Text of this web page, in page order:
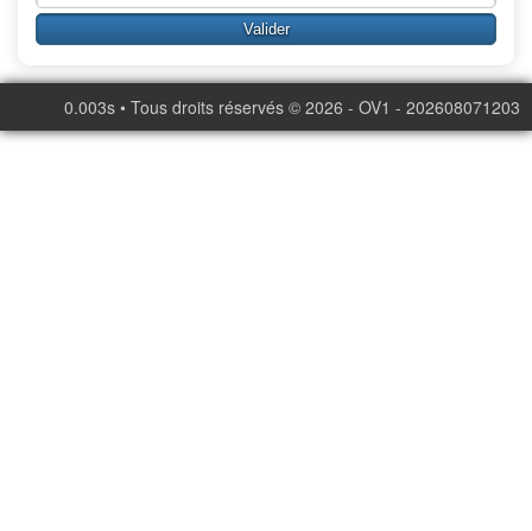
0.003s • Tous droits réservés © 2026 - OV1 - 202608071203